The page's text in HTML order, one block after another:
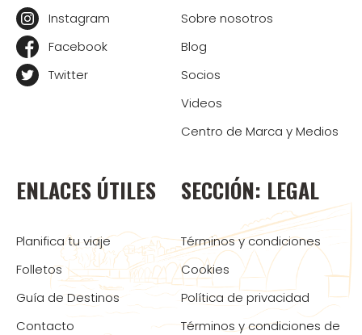
Instagram
Facebook
Twitter
Sobre nosotros
Blog
Socios
Videos
Centro de Marca y Medios
ENLACES ÚTILES
Planifica tu viaje
Folletos
Guía de Destinos
Contacto
SECCIÓN: LEGAL
Términos y condiciones
Cookies
Política de privacidad
Términos y condiciones de